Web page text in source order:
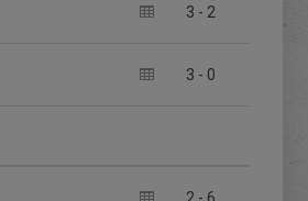
3 - 2
3 - 0